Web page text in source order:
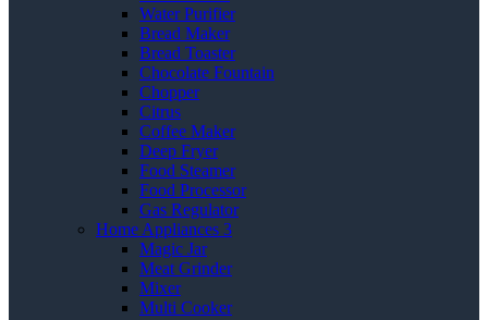
Water Purifier
Bread Maker
Bread Toaster
Chocolate Fountain
Chopper
Citrus
Coffee Maker
Deep Fryer
Food Steamer
Food Processor
Gas Regulator
Home Appliances 3
Magic Jar
Meat Grinder
Mixer
Multi Cooker